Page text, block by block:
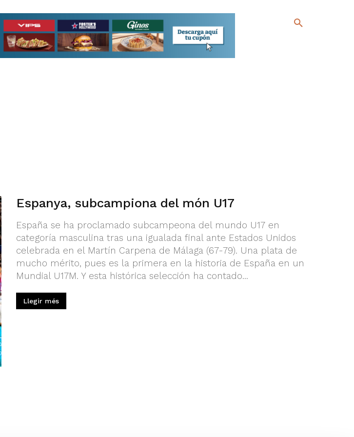
Espanya, subcampiona del món U17
España se ha proclamado subcampeona del mundo U17 en
categoría masculina tras una igualada final ante Estados Unidos
celebrada en el Martín Carpena de Málaga (67-79). Una plata de
mucho mérito, pues es la primera en la historia de España en un
Mundial U17M. Y esta histórica selección ha contado...
Llegir més